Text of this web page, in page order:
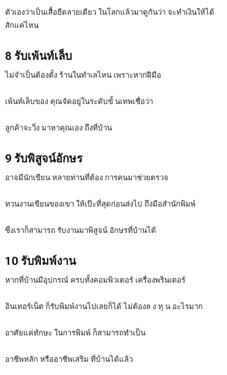
ตัวเองว่าเป็นเสื้อยืดลายเดียว ในโลกแล้วมาดูกันว่า จะทำเงินให้ได้
สักแค่ไหน
8 รับเพ้นท์เล็บ
ไม่จำเป็นต้องตั้ง ร้านในทำเลไหน เพราะหากฝีมือ
เพ้นท์เล็บของ คุณจัดอยู่ในระดับขั้ นเทพเชื่อว่า
ลูกค้าจะวิ่ง มาหาคุณเอง ถึงที่บ้าน
9 รับพิสูจน์อักษร
อาจมีนักเขียน หลายท่านที่ต้อง การคนมาช่วยตรวจ
ทวนงานเขียนของเขา ให้เป๊ะที่สุดก่อนส่งไป ถึงมือสำนักพิมพ์
ซึ่งเราก็สามารถ รับงานมาพิสูจน์ อักษรที่บ้านได้
10 รับพิมพ์งาน
หากที่บ้านมีอุปกรณ์ ครบทั้งคอมพิวเตอร์ เครื่องพรินเตอร์
อินเทอร์เน็ต ก็รับพิมพ์งานไปเลยก็ได้ ไม่ต้องล ง ทุ น อะไรมาก
อาศัยแค่ทักษะ ในการพิมพ์ ก็สามารถทำเป็น
อาชีพหลัก หรืออาชีพเสริม ที่บ้านได้แล้ว